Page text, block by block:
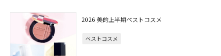
2026 美的上半期ベストコスメ
ベストコスメ